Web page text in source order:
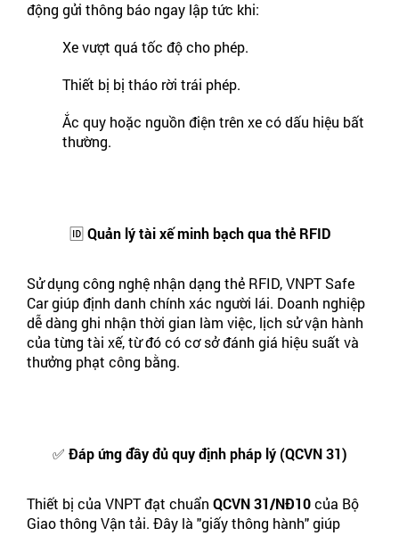
động gửi thông báo ngay lập tức khi:
Xe vượt quá tốc độ cho phép.
Thiết bị bị tháo rời trái phép.
Ắc quy hoặc nguồn điện trên xe có dấu hiệu bất
thường.
🆔 Quản lý tài xế minh bạch qua thẻ RFID
Sử dụng công nghệ nhận dạng thẻ RFID, VNPT Safe
Car giúp định danh chính xác người lái. Doanh nghiệp
dễ dàng ghi nhận thời gian làm việc, lịch sử vận hành
của từng tài xế, từ đó có cơ sở đánh giá hiệu suất và
thưởng phạt công bằng.
✅ Đáp ứng đầy đủ quy định pháp lý (QCVN 31)
Thiết bị của VNPT đạt chuẩn QCVN 31/NĐ10của Bộ
Giao thông Vận tải. Đây là "giấy thông hành" giúp